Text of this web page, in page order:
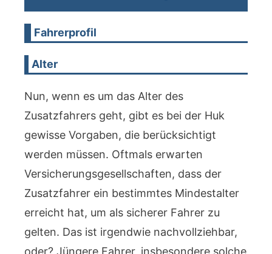
Fahrerprofil
Alter
Nun, wenn es um das Alter des
Zusatzfahrers geht, gibt es bei der Huk
gewisse Vorgaben, die berücksichtigt
werden müssen. Oftmals erwarten
Versicherungsgesellschaften, dass der
Zusatzfahrer ein bestimmtes Mindestalter
erreicht hat, um als sicherer Fahrer zu
gelten. Das ist irgendwie nachvollziehbar,
oder? Jüngere Fahrer, insbesondere solche